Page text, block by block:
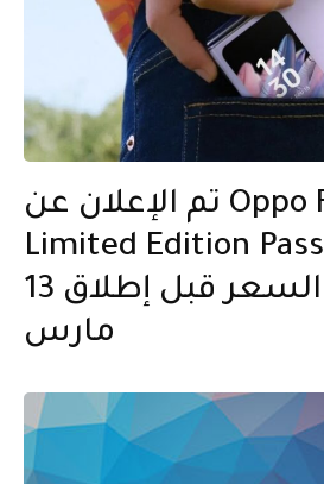
تم الإعلان عن Oppo Find N2 Flip
Limited Edition Pass في الهند ،
وتسرب السعر قبل إطلاق 13
مارس